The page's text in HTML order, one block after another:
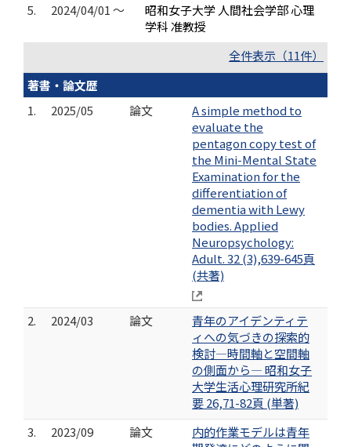
5.
2024/04/01 ～
昭和女子大学 人間社会学部 心理
学科 准教授
全件表示（11件）
著書・論文歴
1.
2025/05 論文
A simple method to
evaluate the
pentagon copy test of
the Mini-Mental State
Examination for the
differentiation of
dementia with Lewy
bodies. Applied
Neuropsychology:
Adult. 32 (3),639-645頁
(共著)
2. 2024/03 論文
青年のアイデンティテ
ィへの気づきの探索的
検討―時間軸と空間軸
の側面から― 昭和女子
大学生活心理研究所紀
要 26,71-82頁 (単著)
3.
2023/09 論文
内的作業モデルは青年